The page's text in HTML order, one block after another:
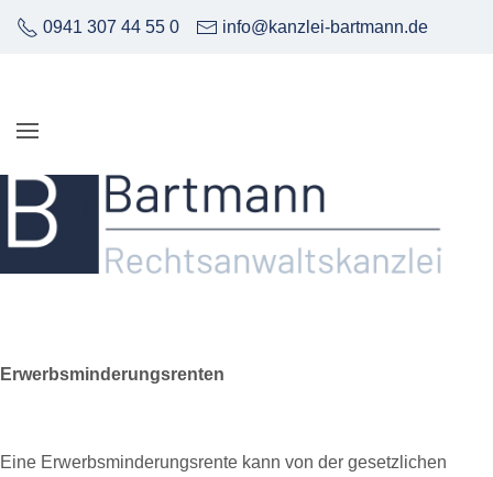
0941 307 44 55 0 info@kanzlei-bartmann.de
Erwerbsminderungsrenten
Eine Erwerbsminderungsrente kann von der gesetzlichen